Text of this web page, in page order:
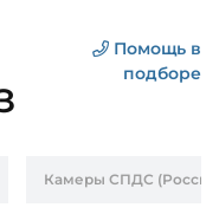
Помощь в
подборе
Камеры СПДС